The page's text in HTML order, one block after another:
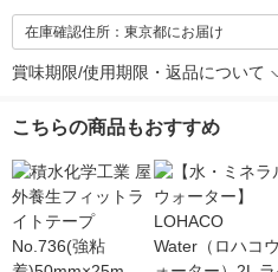
在庫確認住所：東京都にお届け
賞味期限/使用期限・返品について
こちらの商品もおすすめ